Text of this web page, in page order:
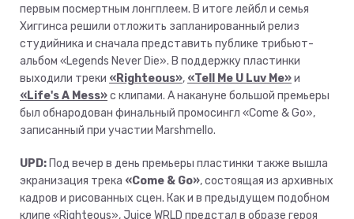
первым посмертным лонгплеем. В итоге лейбл и семья
Хиггинса решили отложить запланированный релиз
студийника и сначала представить публике трибьют-
альбом «Legends Never Die». В поддержку пластинки
выходили треки «Righteous», «Tell Me U Luv Me»и
«Life's A Mess»с клипами. А накануне большой премьеры
был обнародован финальный промосингл «Come & Go»,
записанный при участии Marshmello.
UPD: Под вечер в день премьеры пластинки также вышла
экранизация трека «Come & Go», состоящая из архивных
кадров и рисованных сцен. Как и в предыдущем подобном
клипе «Righteous», Juice WRLD предстал в образе героя